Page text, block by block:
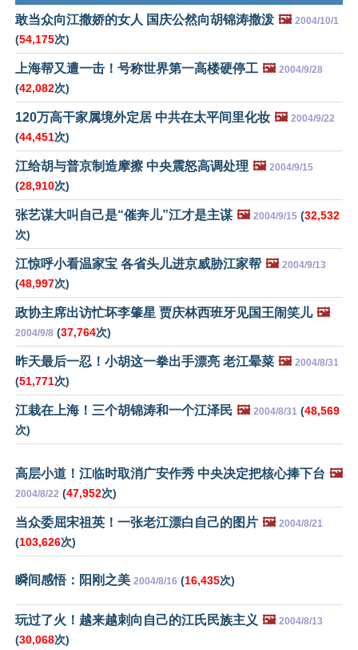
敢当众向江撒娇的女人 国庆公然向胡锦涛撒泼 🖼️ 2004/10/1
(54,175次)
上海帮又遭一击！号称世界第一高楼硬停工 🖼️ 2004/9/28
(42,082次)
120万高干家属境外定居 中共在太平间里化妆 🖼️ 2004/9/22
(44,451次)
江给胡与普京制造摩擦 中央震怒高调处理 🖼️ 2004/9/15
(28,910次)
张艺谋大叫自己是“催奔儿”江才是主谋 🖼️ 2004/9/15 (32,532
次)
江惊呼小看温家宝 各省头儿进京威胁江家帮 🖼️ 2004/9/13
(48,997次)
政协主席出访忙坏李肇星 贾庆林西班牙见国王闹笑儿 🖼️
2004/9/8 (37,764次)
昨天最后一忍！小胡这一拳出手漂亮 老江晕菜 🖼️ 2004/8/31
(51,771次)
江栽在上海！三个胡锦涛和一个江泽民 🖼️ 2004/8/31 (48,569
次)
高层小道！江临时取消广安作秀 中央决定把核心捧下台 🖼️
2004/8/22 (47,952次)
当众委屈宋祖英！一张老江漂白自己的图片 🖼️ 2004/8/21
(103,626次)
瞬间感悟：阳刚之美 2004/8/16 (16,435次)
玩过了火！越来越刺向自己的江氏民族主义 🖼️ 2004/8/13
(30,068次)